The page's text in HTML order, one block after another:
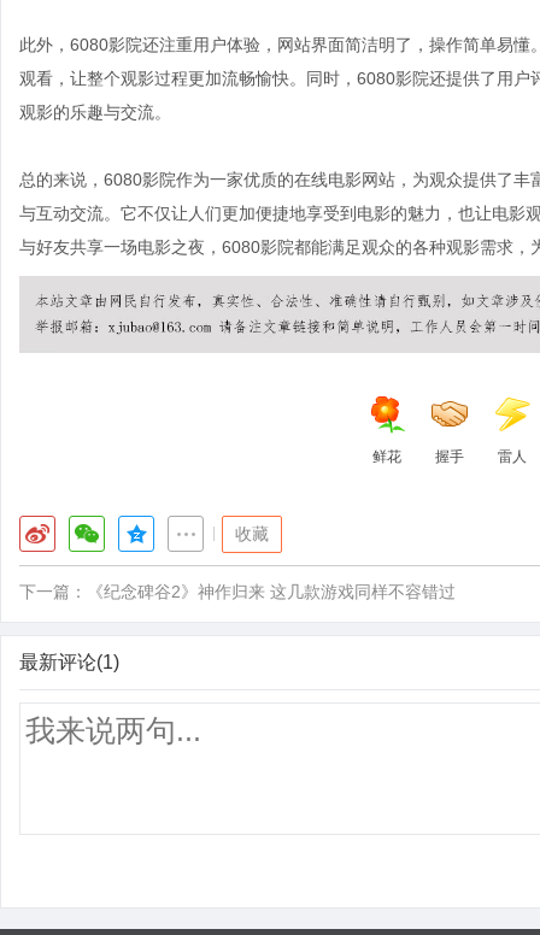
此外，6080影院还注重用户体验，网站界面简洁明了，操作简单易
观看，让整个观影过程更加流畅愉快。同时，6080影院还提供了用
观影的乐趣与交流。
总的来说，6080影院作为一家优质的在线电影网站，为观众提供了
与互动交流。它不仅让人们更加便捷地享受到电影的魅力，也让电影
与好友共享一场电影之夜，6080影院都能满足观众的各种观影需求，
鲜花 握手 雷人
收藏
下一篇： 《纪念碑谷2》神作归来 这几款游戏同样不容错过
最新评论(1)